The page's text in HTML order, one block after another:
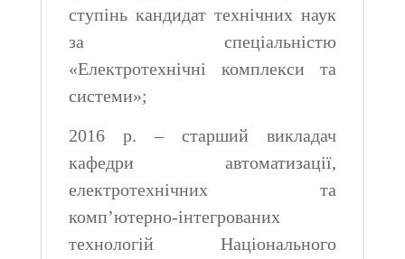
ступінь кандидат технічних наук
за спеціальністю
«Електротехнічні комплекси та
системи»;
2016 р. – старший викладач
кафедри автоматизації,
електротехнічних та
комп’ютерно-інтегрованих
технологій Національного